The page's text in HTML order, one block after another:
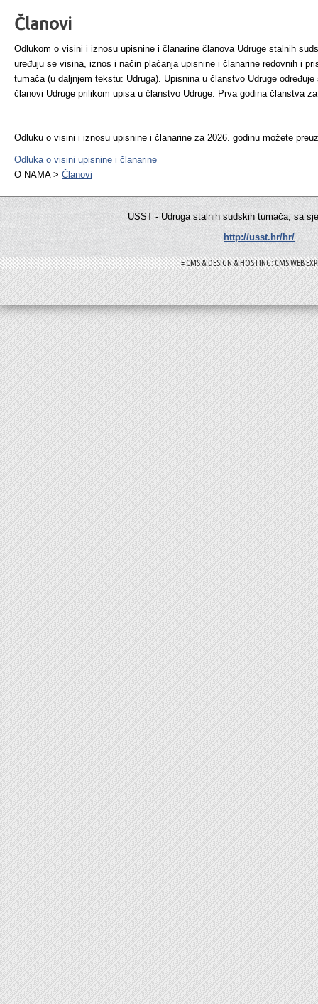
Članovi
Odlukom o visini i iznosu upisnine i članarine članova Udruge stalnih
uređuju se visina, iznos i način plaćanja upisnine i članarine redovnih i
tumača (u daljnjem tekstu: Udruga). Upisnina u članstvo Udruge
članovi Udruge prilikom upisa u članstvo Udruge. Prva godina članstva
Odluku o visini i iznosu upisnine i članarine za 2026. godinu možete
Odluka o visini upisnine i članarine
O NAMA > Članovi
USST - Udruga stalnih sudskih tumača, sa
http://usst.hr/hr/
= CMS & DESIGN & HOSTING: CMS WEB